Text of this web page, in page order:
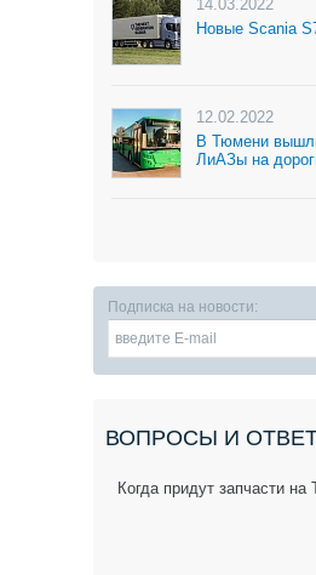
14.03.2022
Новые Scania
12.02.2022
В Тюмени
ЛиАЗы на
Подписка на новости:
ВОПРОСЫ И
Когда придут запчасти на